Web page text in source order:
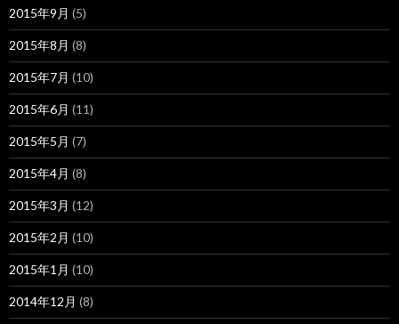
2015年9月 (5)
2015年8月 (8)
2015年7月 (10)
2015年6月 (11)
2015年5月 (7)
2015年4月 (8)
2015年3月 (12)
2015年2月 (10)
2015年1月 (10)
2014年12月 (8)